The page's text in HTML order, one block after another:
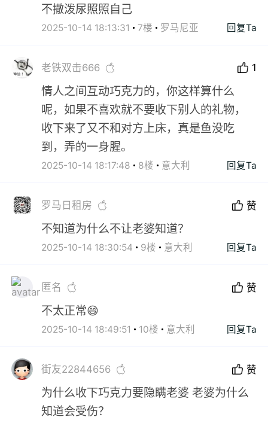
不撒泼尿照照自己
2025-10-14 18:13:31 7楼 罗马尼亚 回复Ta
老铁双击666 1
情人之间互动巧克力的，你这样算什么
呢，如果不喜欢就不要收下别人的礼物，
收下来了又不和对方上床，真是鱼没吃
到，弄的一身腥。
2025-10-14 18:17:48 8楼 意大利 回复Ta
罗马日租房 赞
不知道为什么不让老婆知道？
2025-10-14 18:30:54 9楼 意大利 回复Ta
匿名 赞
不太正常😄
2025-10-14 18:49:51 10楼 意大利 回复Ta
街友22844656 赞
为什么收下巧克力要隐瞒老婆 老婆为什么
知道会受伤？